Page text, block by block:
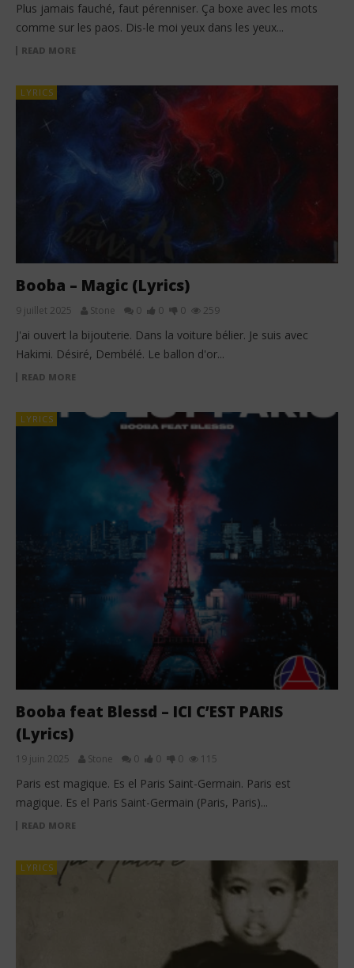
Plus jamais fauché, faut pérenniser. Ça boxe avec les mots
comme sur les paos. Dis-le moi yeux dans les yeux...
READ MORE
LYRICS
Booba – Magic (Lyrics)
9 juillet 2025 Stone 0 0 0 259
J'ai ouvert la bijouterie. Dans la voiture bélier. Je suis avec
Hakimi. Désiré, Dembélé. Le ballon d'or...
READ MORE
LYRICS
Booba feat Blessd – ICI C’EST PARIS
(Lyrics)
19 juin 2025 Stone 0 0 0 115
Paris est magique. Es el Paris Saint-Germain. Paris est
magique. Es el Paris Saint-Germain (Paris, Paris)...
READ MORE
LYRICS